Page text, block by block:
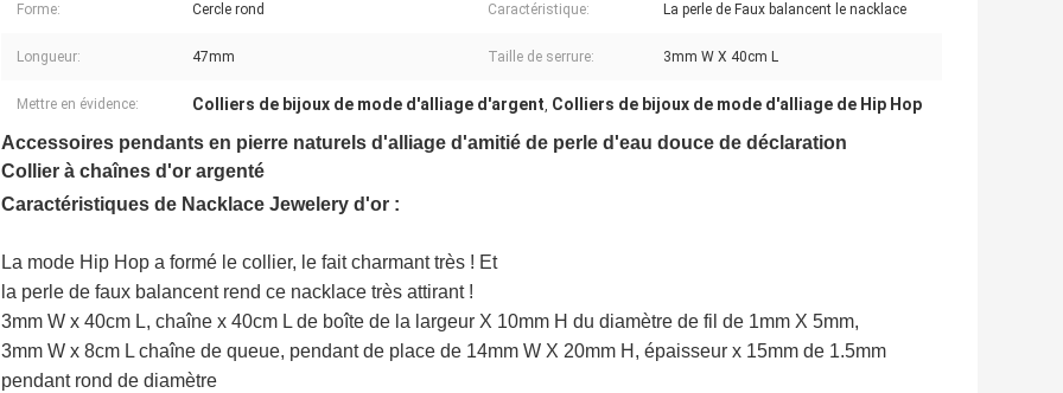
Forme: Cercle rond Caractéristique: La perle de Faux balancent le nacklace
Longueur: 47mm Taille de serrure: 3mm W X 40cm L
Mettre en évidence: Colliers de bijoux de mode d'alliage d'argent, Colliers de bijoux de mode d'alliage de Hip Hop
Accessoires pendants en pierre naturels d'alliage d'amitié de perle d'eau douce de déclaration
Collier à chaînes d'or argenté
Caractéristiques de Nacklace Jewelery d'or :
La mode Hip Hop a formé le collier, le fait charmant très ! Et
la perle de faux balancent rend ce nacklace très attirant !
3mm W x 40cm L, chaîne x 40cm L de boîte de la largeur X 10mm H du diamètre de fil de 1mm X 5mm,
3mm W x 8cm L chaîne de queue, pendant de place de 14mm W X 20mm H, épaisseur x 15mm de 1.5mm
pendant rond de diamètre